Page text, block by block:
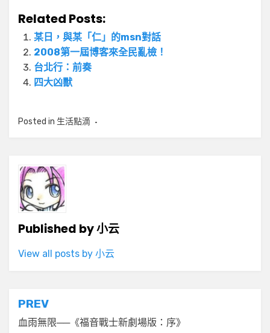
Related Posts:
某日，與某「仁」的msn對話
2008第一屆博客來全民亂檢！
台北行：前奏
四大凶獸
Posted in 生活點滴
Published by小云
View all posts by 小云
文
章
PREV
血雨無限──《福音戰士新劇場版：序》